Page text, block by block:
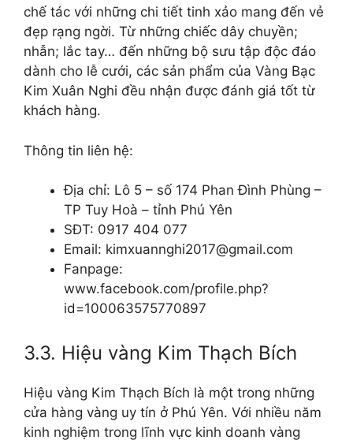
chế tác với những chi tiết tinh xảo mang đến vẻ
đẹp rạng ngời. Từ những chiếc dây chuyền;
nhẫn; lắc tay… đến những bộ sưu tập độc đáo
dành cho lễ cưới, các sản phẩm của Vàng Bạc
Kim Xuân Nghi đều nhận được đánh giá tốt từ
khách hàng.
Thông tin liên hệ:
Địa chỉ: Lô 5 – số 174 Phan Đình Phùng –
TP Tuy Hoà – tỉnh Phú Yên
SĐT: 0917 404 077
Email: kimxuannghi2017@gmail.com
Fanpage:
www.facebook.com/profile.php?
id=100063575770897
3.3. Hiệu vàng Kim Thạch Bích
Hiệu vàng Kim Thạch Bích là một trong những
cửa hàng vàng uy tín ở Phú Yên. Với nhiều năm
kinh nghiệm trong lĩnh vực kinh doanh vàng